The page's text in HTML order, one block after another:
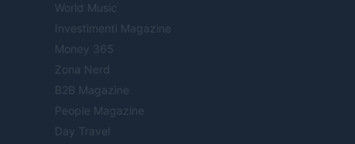
World Music
Investimenti Magazine
Money 365
Zona Nerd
B2B Magazine
People Magazine
Day Travel